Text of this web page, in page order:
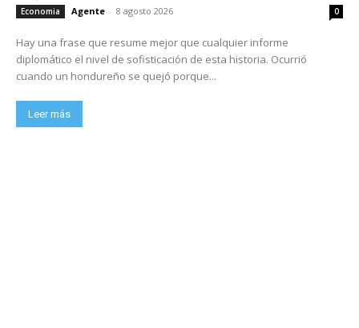
Economia Agente - 8 agosto 2026 0
Hay una frase que resume mejor que cualquier informe
diplomático el nivel de sofisticación de esta historia. Ocurrió
cuando un hondureño se quejó porque...
Leer más